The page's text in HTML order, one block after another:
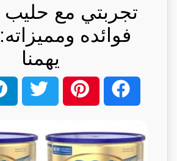
فوائده
يهمنا